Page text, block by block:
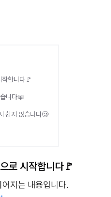
합니다🚩
니다📖
쉽지 않습니다🥲
로 시작합니다🚩
지는 내용입니다.